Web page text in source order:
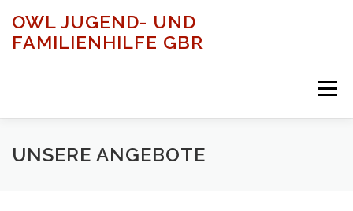
Inhalt
springen
OWL JUGEND- UND
FAMILIENHILFE GBR
Menü
STARTSEITE UNSERE HALTUNG
UNSERE ANGEBOTE